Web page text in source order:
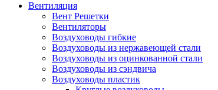
Вентиляция
Вент Решетки
Вентиляторы
Воздуховоды гибкие
Воздуховоды из нержавеющей стали
Воздуховоды из оцинкованной стали
Воздуховоды из сэндвича
Воздуховоды пластик